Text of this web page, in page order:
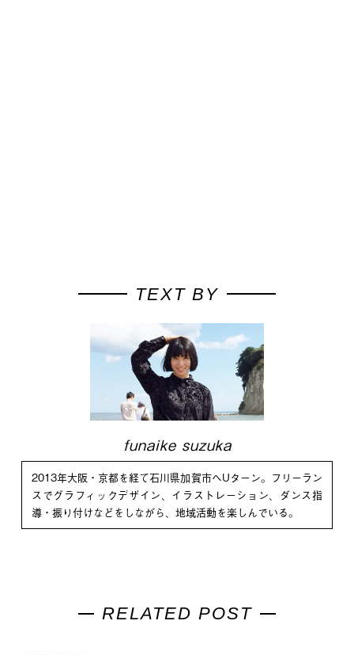
TEXT BY
funaike suzuka
2013年大阪・京都を経て石川県加賀市へUターン。フリーラン
スでグラフィックデザイン、イラストレーション、ダンス指
導・振り付けなどをしながら、地域活動を楽しんでいる。
RELATED POST